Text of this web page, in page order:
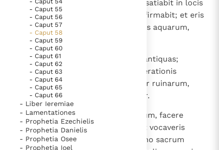
- Caput 55
- Caput 56
- Caput 57
- Caput 58
- Caput 59
- Caput 60
- Caput 61
- Caput 62
- Caput 63
- Caput 64
- Caput 65
- Caput 66
- Liber Ieremiae
- Lamentationes
- Prophetia Ezechielis
- Prophetia Danielis
- Prophetia Osee
- Prophetia Ioel
Et te ducet Dominus semper, et satiabit in locis
aridis animam tuam et ossa tua firmabit; et eris
quasi hortus irriguus et sicut fons aquarum,
cuius non deficient aquae.
Et reaedificabit gens tua ruinas antiquas;
fundamenta generationis et generationis
suscitabis: et vocaberis restitutor ruinarum,
instaurator viarum, ut habitentur.
Si averteris a sabbato pedem tuum, facere
negotia tua in die sancto meo, et vocaveris
sabbatum delicias et diem Domino sacrum